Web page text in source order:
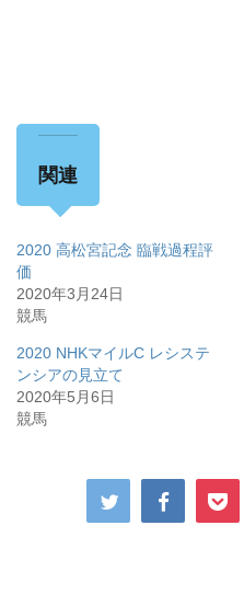
関連
2020 高松宮記念 臨戦過程評
価
2020年3月24日
競馬
2020 NHKマイルC レシステ
ンシアの見立て
2020年5月6日
競馬